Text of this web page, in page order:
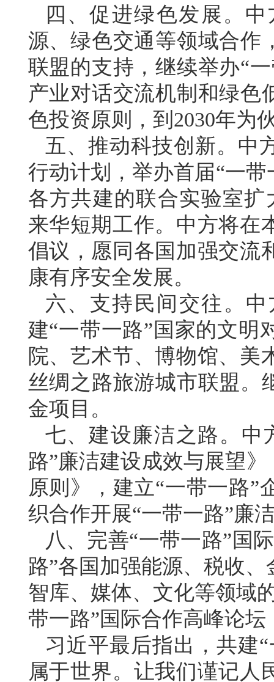
四、促进绿色发展。
源、绿色交通等领域合作
联盟的支持，继续举办“
产业对话交流机制和绿色
色投资原则，到2030年为
五、推动科技创新。中
行动计划，举办首届“一
各方共建的联合实验室
来华短期工作。中方将在
倡议，愿同各国加强交流
康有序安全发展。
六、支持民间交往。
建“一带一路”国家的文明
院、艺术节、博物馆、美
丝绸之路旅游城市联盟。
金项目。
七、建设廉洁之路。中
路”廉洁建设成效与展望
原则》，建立“一带一路”
织合作开展“一带一路”廉
八、完善“一带一路”国
路”各国加强能源、税收
智库、媒体、文化等领域
带一路”国际合作高峰论
习近平最后指出，共建
属于世界。让我们谨记人